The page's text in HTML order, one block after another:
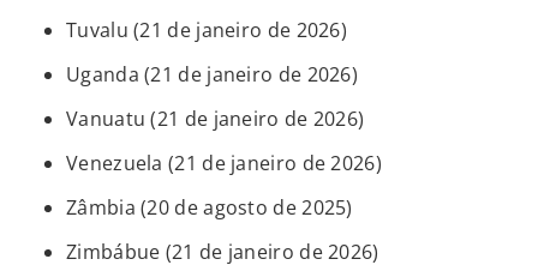
Tuvalu (21 de janeiro de 2026)
Uganda (21 de janeiro de 2026)
Vanuatu (21 de janeiro de 2026)
Venezuela (21 de janeiro de 2026)
Zâmbia (20 de agosto de 2025)
Zimbábue (21 de janeiro de 2026)